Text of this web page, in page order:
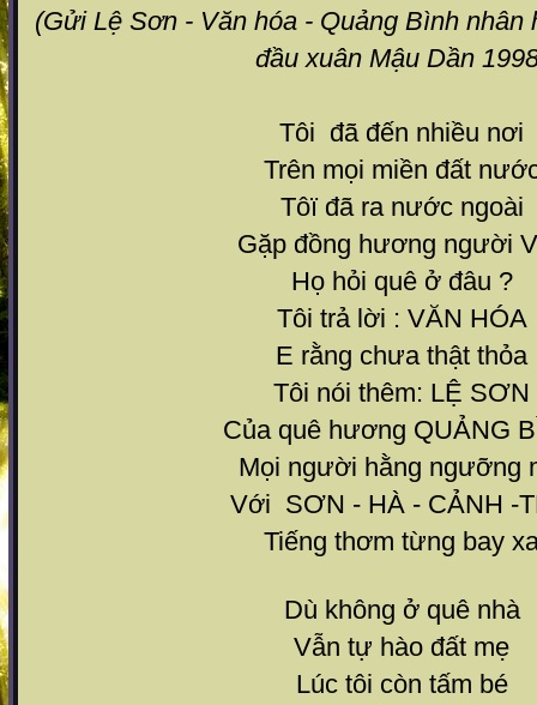
(Gửi Lệ Sơn - Văn hóa - Quảng Bình nhân
đầu xuân Mậu Dần
Tôi đã đến nhiều nơi
Trên mọi miền đất
Tôï đã ra nước ngoài
Gặp đồng hương người
Họ hỏi quê ở đâu ?
Tôi trả lời : VĂN HÓA
E rằng chưa thật thỏa
Tôi nói thêm: LỆ SƠN
Của quê hương QUẢNG
Mọi người hằng ngưỡng
Với SƠN - HÀ - CẢNH -
Tiếng thơm từng bay
Dù không ở quê nhà
Vẫn tự hào đất mẹ
Lúc tôi còn tấm bé